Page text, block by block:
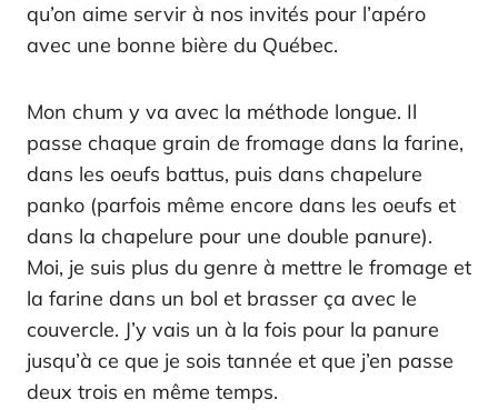
qu’on aime servir à nos invités pour l’apéro
avec une bonne bière du Québec.
Mon chum y va avec la méthode longue. Il
passe chaque grain de fromage dans la farine,
dans les oeufs battus, puis dans chapelure
panko (parfois même encore dans les oeufs et
dans la chapelure pour une double panure).
Moi, je suis plus du genre à mettre le fromage et
la farine dans un bol et brasser ça avec le
couvercle. J’y vais un à la fois pour la panure
jusqu’à ce que je sois tannée et que j’en passe
deux trois en même temps.